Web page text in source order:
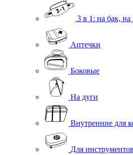
3 в 1: на бак, на
Аптечки
Боковые
На дуги
Внутренние для
Для инструментов